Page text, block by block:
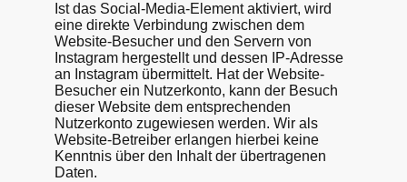
Ist das Social-Media-Element aktiviert, wird
eine direkte Verbindung zwischen dem
Website-Besucher und den Servern von
Instagram hergestellt und dessen IP-Adresse
an Instagram übermittelt. Hat der Website-
Besucher ein Nutzerkonto, kann der Besuch
dieser Website dem entsprechenden
Nutzerkonto zugewiesen werden. Wir als
Website-Betreiber erlangen hierbei keine
Kenntnis über den Inhalt der übertragenen
Daten.